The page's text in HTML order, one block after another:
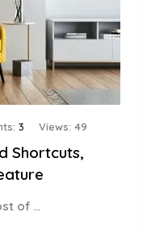
3 Views: 49
Shortcuts,
of ...